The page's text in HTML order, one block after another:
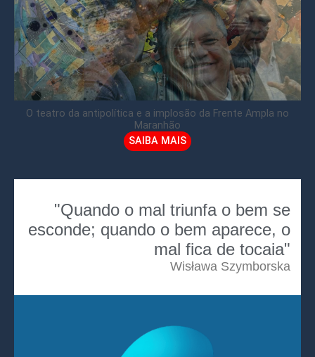
O teatro da antipolítica e a implosão da Frente Ampla no
Maranhão
SAIBA MAIS
"Quando o mal triunfa o bem se
esconde; quando o bem aparece, o
mal fica de tocaia"
Wisława Szymborska